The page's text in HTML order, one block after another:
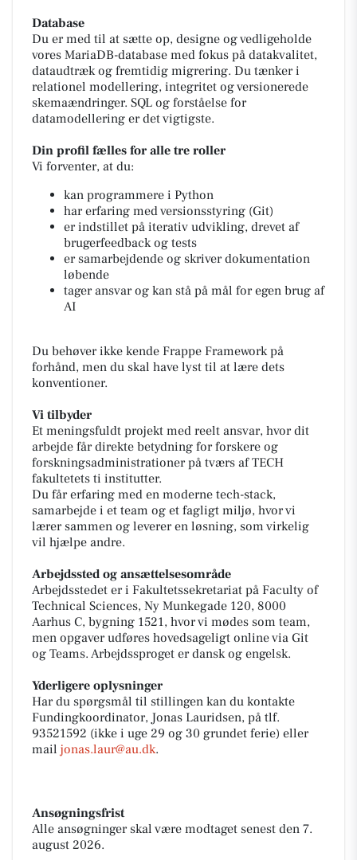
Database
Du er med til at sætte op, designe og vedligeholde
vores MariaDB-database med fokus på datakvalitet,
dataudtræk og fremtidig migrering. Du tænker i
relationel modellering, integritet og versionerede
skemaændringer. SQL og forståelse for
datamodellering er det vigtigste.
Din profil fælles for alle tre roller
Vi forventer, at du:
kan programmere i Python
har erfaring med versionsstyring (Git)
er indstillet på iterativ udvikling, drevet af
brugerfeedback og tests
er samarbejdende og skriver dokumentation
løbende
tager ansvar og kan stå på mål for egen brug af
AI
Du behøver ikke kende Frappe Framework på
forhånd, men du skal have lyst til at lære dets
konventioner.
Vi tilbyder
Et meningsfuldt projekt med reelt ansvar, hvor dit
arbejde får direkte betydning for forskere og
forskningsadministrationer på tværs af TECH
fakultetets ti institutter.
Du får erfaring med en moderne tech-stack,
samarbejde i et team og et fagligt miljø, hvor vi
lærer sammen og leverer en løsning, som virkelig
vil hjælpe andre.
Arbejdssted og ansættelsesområde
Arbejdsstedet er i Fakultetssekretariat på Faculty of
Technical Sciences, Ny Munkegade 120, 8000
Aarhus C, bygning 1521, hvor vi mødes som team,
men opgaver udføres hovedsageligt online via Git
og Teams. Arbejdssproget er dansk og engelsk.
Yderligere oplysninger
Har du spørgsmål til stillingen kan du kontakte
Fundingkoordinator, Jonas Lauridsen, på tlf.
93521592 (ikke i uge 29 og 30 grundet ferie) eller
mail jonas.laur@au.dk.
Ansøgningsfrist
Alle ansøgninger skal være modtaget senest den 7.
august 2026.